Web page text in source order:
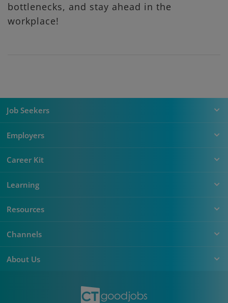
bottlenecks, and stay ahead in the
workplace!
Job Seekers
Employers
Career Kit
Learning
Resources
Channels
About Us